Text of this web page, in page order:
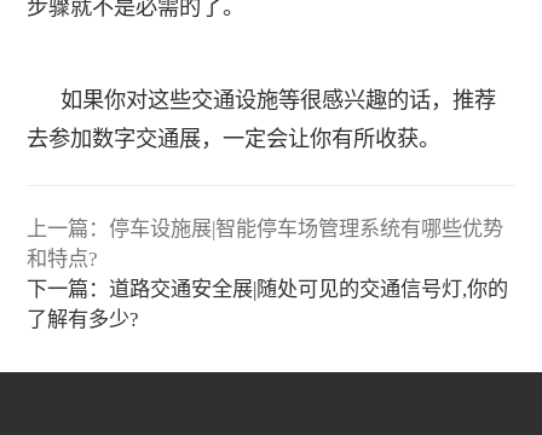
步骤就不是必需的了。
如果你对这些交通设施等很感兴趣的话，推荐
去参加数字交通展，一定会让你有所收获。
上一篇：停车设施展|智能停车场管理系统有哪些优势
和特点?
下一篇：道路交通安全展|随处可见的交通信号灯,你的
了解有多少?